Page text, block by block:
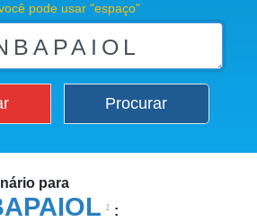
pode usar "espaço"
Procurar
para
1 :